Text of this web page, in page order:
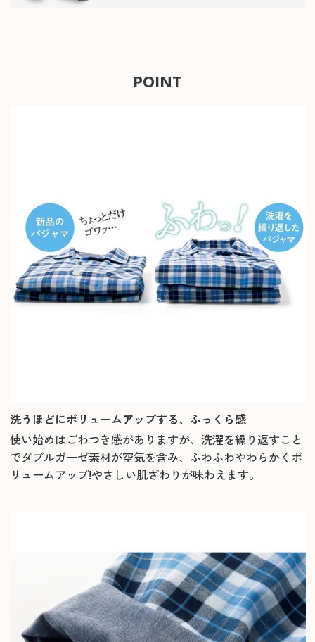
POINT
洗うほどにボリュームアップする、ふっくら感
使い始めはごわつき感がありますが、洗濯を繰り返すこと
でダブルガーゼ素材が空気を含み、ふわふわやわらかくボ
リュームアップ!やさしい肌ざわりが味わえます。